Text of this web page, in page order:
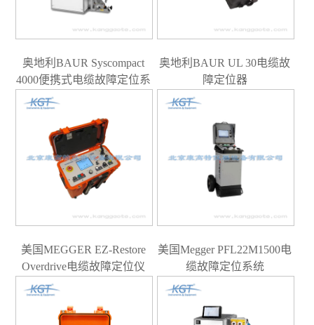
奥地利BAUR Syscompact
4000便携式电缆故障定位系
奥地利BAUR UL 30电缆故
障定位器
美国MEGGER EZ-Restore
Overdrive电缆故障定位仪
美国Megger PFL22M1500电
缆故障定位系统